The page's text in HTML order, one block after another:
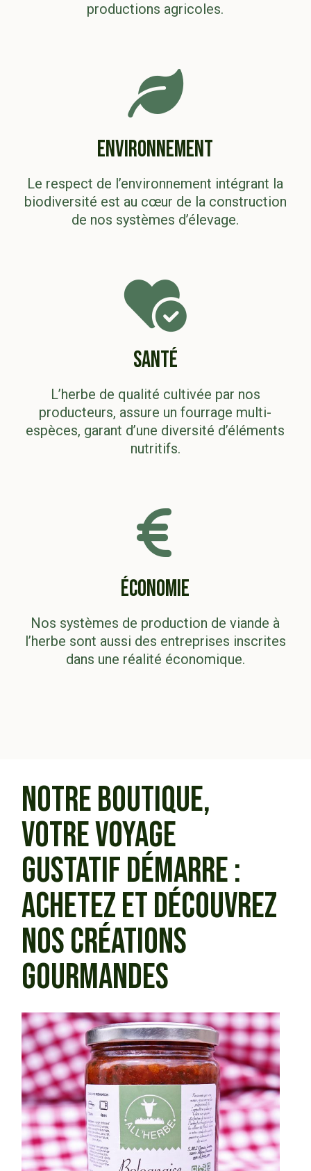
productions agricoles.
ENVIRONNEMENT
Le respect de l’environnement intégrant la
biodiversité est au cœur de la construction
de nos systèmes d’élevage.
SANTÉ
L’herbe de qualité cultivée par nos
producteurs, assure un fourrage multi-
espèces, garant d’une diversité d’éléments
nutritifs.
ÉCONOMIE
Nos systèmes de production de viande à
l’herbe sont aussi des entreprises inscrites
dans une réalité économique.
NOTRE BOUTIQUE,
VOTRE VOYAGE
GUSTATIF DÉMARRE :
ACHETEZ ET DÉCOUVREZ
NOS CRÉATIONS
GOURMANDES